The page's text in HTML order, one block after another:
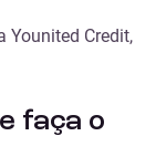
Younited Credit,
faça o